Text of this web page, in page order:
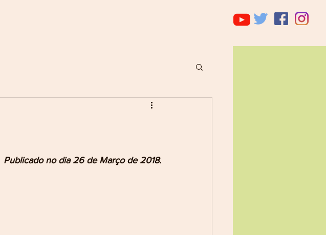
Publicado no dia 26 de Março de 2018.